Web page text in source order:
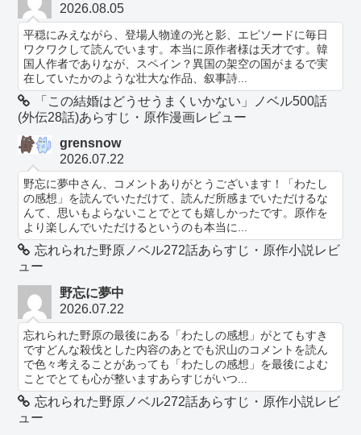
2026.08.05
平穏にみえながら、登場人物達の光と影、エピソードに毎日
ワクワクして読んでいます。本当に原作者様は天才です。韓
国人作者でありなが、スペイン？異国の架空の国がまるで実
在していたかのような壮大な作品、叙事詩...
「この結婚はどうせうまくいかない」ノベル500話
(外伝28話)あらすじ・原作漫画レビュー
grensnow
2026.07.22
野忘に夢中さん、コメントありがとうございます！「わたし
の感想」を読んでいただけて、読んだ所感までいただけるな
んて、思いもよらないことでとても嬉しかったです。原作を
より楽しんでいただけるというのも本当に...
忘れられた野原ノベル272話あらすじ・原作小説レビ
ュー
野忘に夢中
2026.07.22
忘れられた野原の最後にある「わたしの感想」がとてもすき
ですどんな殺伐とした内容のあとでも沢山のコメントを読ん
で色々考えることがあっても「わたしの感想」を最後によむ
ことでとても心が整いますあらすじがいつ...
忘れられた野原ノベル272話あらすじ・原作小説レビ
ュー